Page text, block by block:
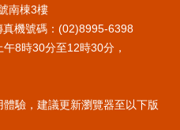
南棟3樓
機號碼：(02)8995-6398
8時30分至12時30分，
驗，建議更新瀏覽器至以下版